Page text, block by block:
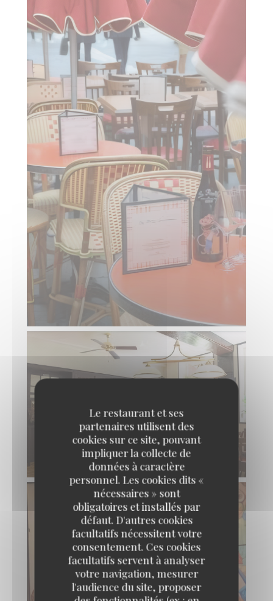
Le restaurant et ses
partenaires utilisent des
cookies sur ce site, pouvant
impliquer la collecte de
données à caractère
personnel. Les cookies dits «
nécessaires » sont
obligatoires et installés par
défaut. D'autres cookies
facultatifs nécessitent votre
consentement. Ces cookies
facultatifs servent à analyser
votre navigation, mesurer
l'audience du site, proposer